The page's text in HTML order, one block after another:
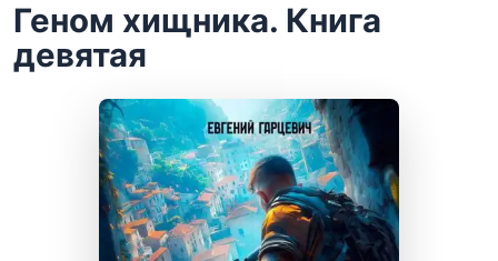
Геном хищника. Книга
девятая